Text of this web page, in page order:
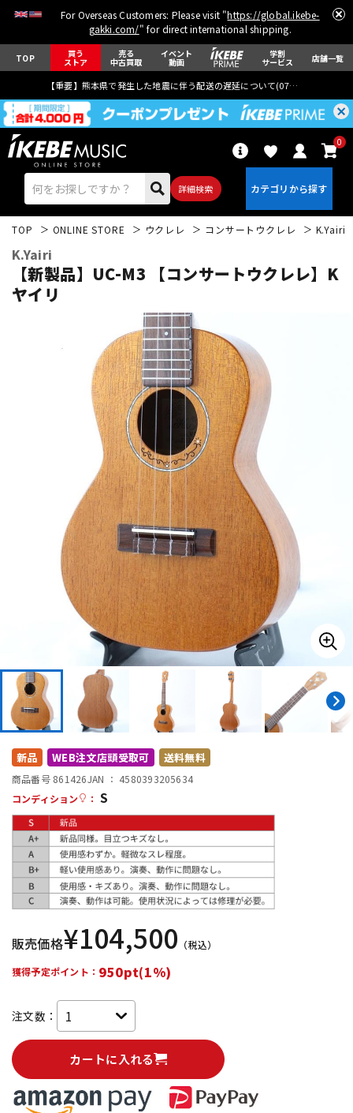
For Overseas Customers: Please visit "https://global.ikebe-
gakki.com/" for direct international shipping.
TOP 買う
ストア
売る
中古買取
イベント
動画
学割
サービス 店舗一覧
【重要】熊本県で発生した地震に伴う配送の遅延について(07月29日
詳細検索
0
ベース ウクレレ
パーカッション
キーボード 電子ピアノ
管楽器 その他楽器
アンプ エフェクター
DTM
DTM オンライン納品 レコーディング機器
配信/ライブ機器
中古 ヴィンテージ
TOP ONLINE STORE ウクレレ コンサートウクレレ K.Yairi
K.Yairi
【新製品】UC-M3 【コンサートウクレレ】K
ヤイリ
新品 WEB注文店頭受取可 送料無料
商品番号 861426JAN ： 4580393205634
コンディション
： S
販売価格¥104,500 （税込）
獲得予定ポイント： 950pt(1%)
注文数：
カートに入れる